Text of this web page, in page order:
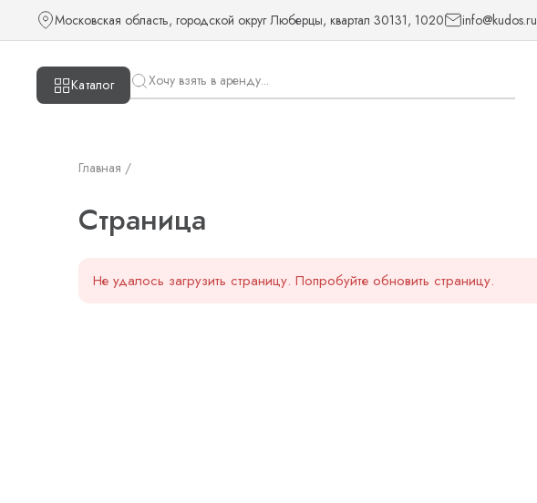
Московская область, городской округ Люберцы, квартал 30131, 1020 info@kudos.ru
Каталог
Главная /
Страница
Не удалось загрузить страницу. Попробуйте обновить страницу.
Страница — KUDOS